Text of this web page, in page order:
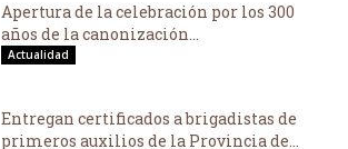
Apertura de la celebración por los 300
años de la canonización...
Actualidad
Entregan certificados a brigadistas de
primeros auxilios de la Provincia de...